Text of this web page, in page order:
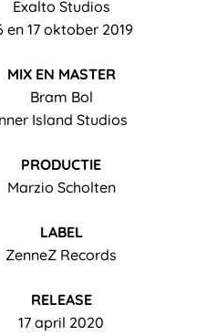
Exalto Studios
en 17 oktober 2019
MIX EN MASTER
Bram Bol
Island Studios
PRODUCTIE
Marzio Scholten
LABEL
ZenneZ Records
RELEASE
17 april 2020